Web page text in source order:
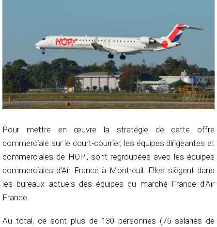
Pour mettre en œuvre la stratégie de cette offre
commerciale sur le court-courrier, les équipes dirigeantes et
commerciales de HOP!, sont regroupées avec les équipes
commerciales d’Air France à Montreuil. Elles siègent dans
les bureaux actuels des équipes du marché France d’Air
France.
Au total, ce sont plus de 130 personnes (75 salariés de